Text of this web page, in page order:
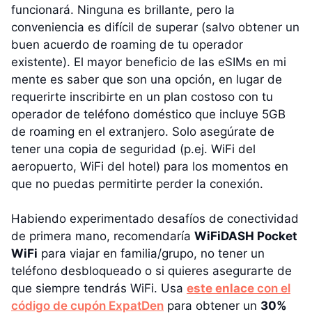
funcionará. Ninguna es brillante, pero la
conveniencia es difícil de superar (salvo obtener un
buen acuerdo de roaming de tu operador
existente). El mayor beneficio de las eSIMs en mi
mente es saber que son una opción, en lugar de
requerirte inscribirte en un plan costoso con tu
operador de teléfono doméstico que incluye 5GB
de roaming en el extranjero. Solo asegúrate de
tener una copia de seguridad (p.ej. WiFi del
aeropuerto, WiFi del hotel) para los momentos en
que no puedas permitirte perder la conexión.
Habiendo experimentado desafíos de conectividad
de primera mano, recomendaría WiFiDASH Pocket
WiFi para viajar en familia/grupo, no tener un
teléfono desbloqueado o si quieres asegurarte de
que siempre tendrás WiFi. Usa este enlace con el
código de cupón ExpatDen para obtener un 30%